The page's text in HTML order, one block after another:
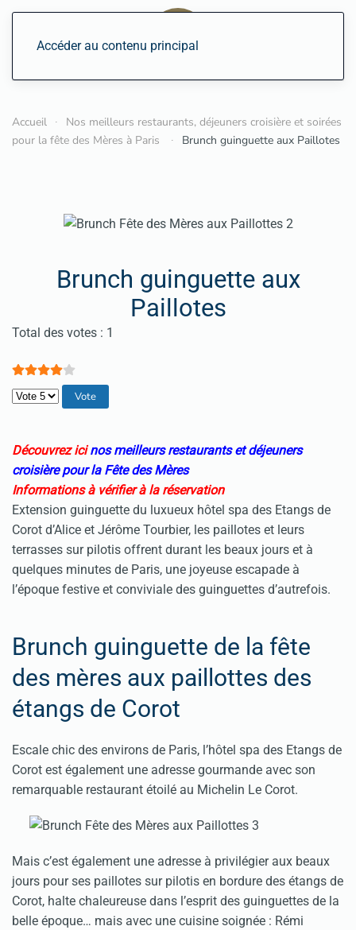
Accéder au contenu principal
Accueil
Nos meilleurs restaurants, déjeuners croisière et soirées
pour la fête des Mères à Paris
Brunch guinguette aux Paillotes
Brunch guinguette aux
Paillotes
Vote utilisateur:4/
Total des votes : 1
Veuillez voter
Découvrez icinos meilleurs restaurants et déjeuners
croisière pour la Fête des Mères
Informations à vérifier à la réservation
Extension guinguette du luxueux hôtel spa des Etangs de
Corot d’Alice et Jérôme Tourbier, les paillotes et leurs
terrasses sur pilotis offrent durant les beaux jours et à
quelques minutes de Paris, une joyeuse escapade à
l’époque festive et conviviale des guinguettes d’autrefois.
Brunch guinguette de la fête
des mères aux paillottes des
étangs de Corot
Escale chic des environs de Paris, l’hôtel spa des Etangs de
Corot est également une adresse gourmande avec son
remarquable restaurant étoilé au Michelin Le Corot.
Mais c’est également une adresse à privilégier aux beaux
jours pour ses paillotes sur pilotis en bordure des étangs de
Corot, halte chaleureuse dans l’esprit des guinguettes de la
belle époque… mais avec une cuisine soignée : Rémi